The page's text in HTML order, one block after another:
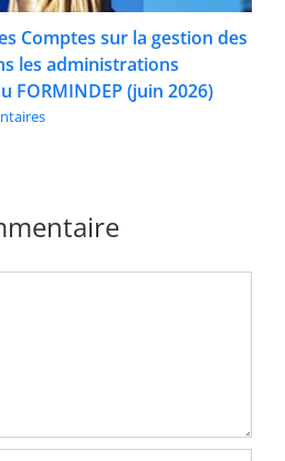
Comptes sur la gestion des
les administrations
FORMINDEP (juin 2026)